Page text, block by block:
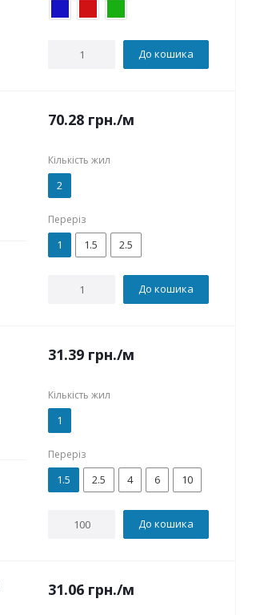
До кошика
70.28 грн./м
Кількість жил
2
Переріз
1 1.5 2.5
До кошика
31.39 грн./м
Кількість жил
1
Переріз
1.5 2.5 4 6 10
До кошика
31.06 грн./м